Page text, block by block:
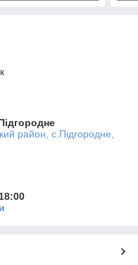
район, с.Підгородне,